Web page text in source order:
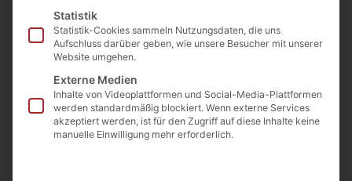
€29 (inkl. MwSt.)
Statistik
Statistik-Cookies sammeln Nutzungsdaten, die uns
Aufschluss darüber geben, wie unsere Besucher mit unserer
Website umgehen.
Externe Medien
Inhalte von Videoplattformen und Social-Media-Plattformen
werden standardmäßig blockiert. Wenn externe Services
akzeptiert werden, ist für den Zugriff auf diese Inhalte keine
manuelle Einwilligung mehr erforderlich.